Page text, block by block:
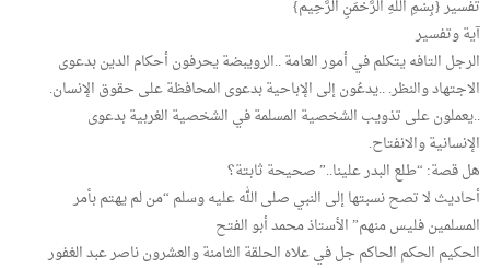
تفسير {بِسْمِ اللَّهِ الرَّحْمَنِ الرَّحِيم}
آية وتفسير
الرجل التافه يتكلم في أمور العامة ..الرويبضة يحرفون أحكام الدين بدعوى
الاجتهاد والنظر. ..يدعُون إلى الإباحية بدعوى المحافظة على حقوق الإنسان.
..يعملون على تذويب الشخصية المسلمة في الشخصية الغربية بدعوى
الإنسانية والانفتاح.
هل قصة: “طلع البدر علينا..” صحيحة ثابتة؟
أحاديث لا تصح نسبتها إلى النبي صلى الله عليه وسلم “من لم يهتم بأمر
المسلمين فليس منهم” الأستاذ محمد أبو الفتح
الحكيم الحكم الحاكم جل في علاه الحلقة الثامنة والعشرون ناصر عبد الغفور